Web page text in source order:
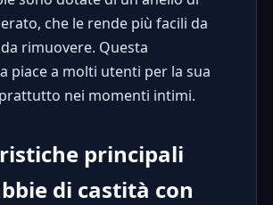
che le rende più facili da
rimuovere. Questa
piace a molti utenti per la sua
nei momenti intimi.
principali
di castità con